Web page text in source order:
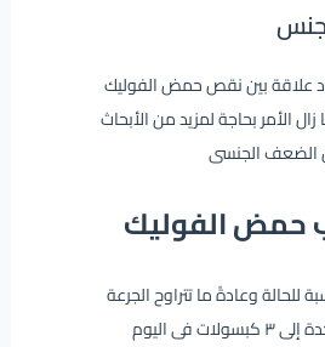
علاقة بين نقص حمض الفوليك
الأمر بحاجة لمزيد من الأبحاث
الضعف الجنسى
حمض الفوليك
للحالة وعادةً ما تتراوح الجرعة
فى اليوم